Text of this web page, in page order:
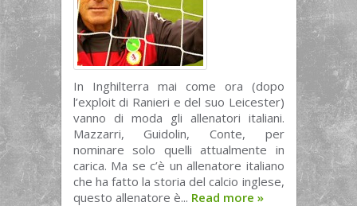
In Inghilterra mai come ora (dopo
l’exploit di Ranieri e del suo Leicester)
vanno di moda gli allenatori italiani.
Mazzarri, Guidolin, Conte, per
nominare solo quelli attualmente in
carica. Ma se c’è un allenatore italiano
che ha fatto la storia del calcio inglese,
questo allenatore è... Read more »